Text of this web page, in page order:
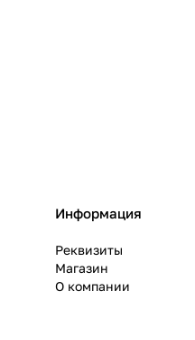
Информация
Реквизиты
Магазин
О компании